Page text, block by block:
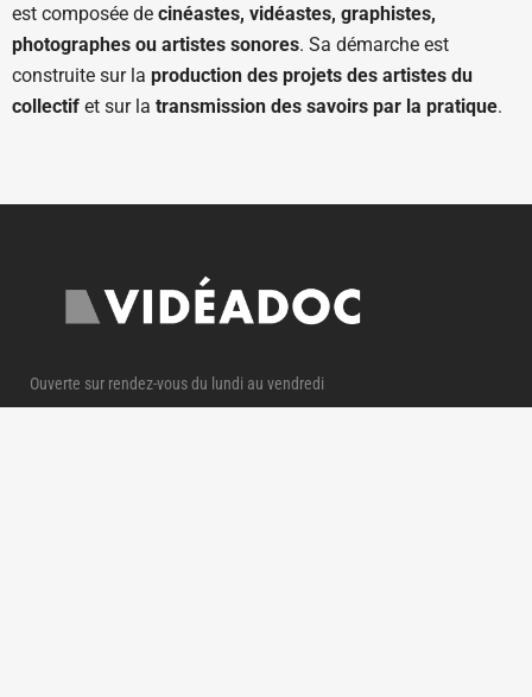
est composée de cinéastes, vidéastes, graphistes,
photographes ou artistes sonores. Sa démarche est
construite sur la production des projets des artistes du
collectif et sur la transmission des savoirs par la pratique.
Ouverte sur rendez-vous du lundi au vendredi